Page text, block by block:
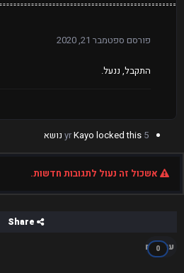
פורסם ספטמבר 21, 2020
התקבל, ננעל.
5 yr
Kayo locked this נושא
אשכול זה נעול לתגובות חדשות.
עוקבים
0